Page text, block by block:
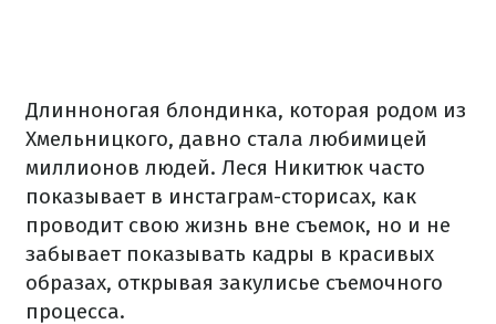
Длинноногая блондинка, которая родом из
Хмельницкого, давно стала любимицей
миллионов людей. Леся Никитюк часто
показывает в инстаграм-сторисах, как
проводит свою жизнь вне съемок, но и не
забывает показывать кадры в красивых
образах, открывая закулисье съемочного
процесса.